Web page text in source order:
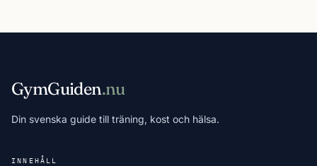
GymGuiden.nu
Din svenska guide till träning, kost och hälsa.
INNEHÅLL